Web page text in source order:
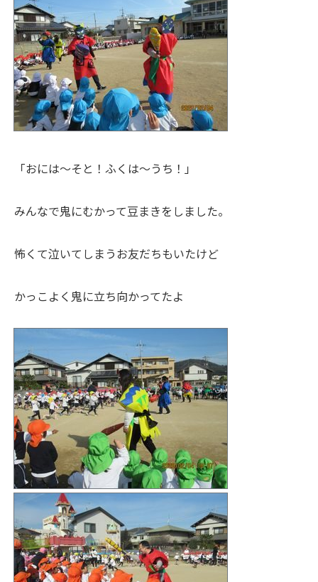
「おには～そと！ふくは～うち！」
みんなで鬼にむかって豆まきをしました。
怖くて泣いてしまうお友だちもいたけど
かっこよく鬼に立ち向かってたよ